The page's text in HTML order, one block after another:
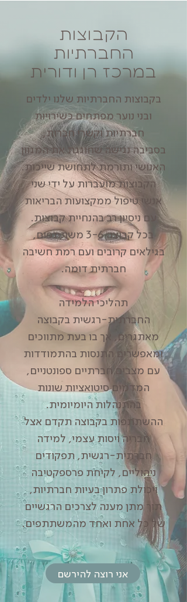
הקבוצות
החברתיות
במרכז רן ודורית
בקבוצות החברתיות שלנו ילדים
ובני נוער מפתחים כשירויות
חברתיות וקשרי חברות,
בסביבה נגישה שחוגגת את המגוון
האנושי ותורמת לתחושת שייכות.
הקבוצות מועברות על ידי שני
אנשי טיפול ממקצועות הבריאות
עם ניסיון רב בהנחיית קבוצות.
בכל קבוצה 3-6 משתתפים,
בגילאים קרובים ועם רמת חשיבה
חברתית דומה.
תהליכי הלמידה
החברתית-רגשית בקבוצה
מאתגרים, אך בו בעת מתווכים
ומאפשרים התנסות בהתמודדות
עם מצבים חברתיים ספונטניים,
המדמים סיטואציות שונות
בהתנהלות היומיומית.
ההשתתפות בקבוצה תקדם אצל
חבריה ויסות עצמי, למידה
חברתית-רגשית, תפקודים
ניהוליים, לקיחת פרספקטיבה
ויכולת פתרון בעיות חברתיות,
תוך מתן מענה לצרכים הרגשיים
של כל אחת ואחד מהמשתתפים.
אני רוצה להירשם